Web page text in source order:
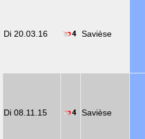
Di 20.03.16 Savièse
Di 08.11.15 Savièse